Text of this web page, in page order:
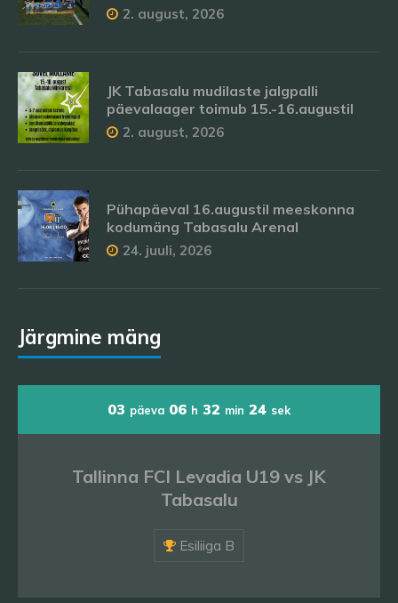
2. august, 2026
JK Tabasalu mudilaste jalgpalli
päevalaager toimub 15.-16.augustil
2. august, 2026
Pühapäeval 16.augustil meeskonna
kodumäng Tabasalu Arenal
24. juuli, 2026
Järgmine mäng
03 päeva 06 h 32 min 24 sek
Tallinna FCI Levadia U19 vs JK
Tabasalu
Esiliiga B